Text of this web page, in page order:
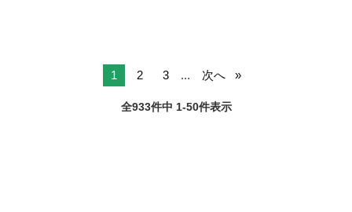
1 2 3 ... 次へ
全933件中 1-50件表示